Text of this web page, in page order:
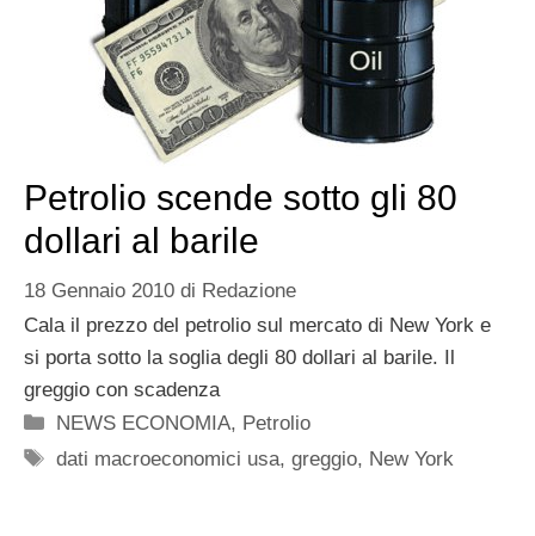
Petrolio scende sotto gli 80
dollari al barile
18 Gennaio 2010 di Redazione
Cala il prezzo del petrolio sul mercato di New York e
si porta sotto la soglia degli 80 dollari al barile. Il
greggio con scadenza
Categorie
NEWS ECONOMIA, Petrolio
Tag
dati macroeconomici usa,greggio, New York